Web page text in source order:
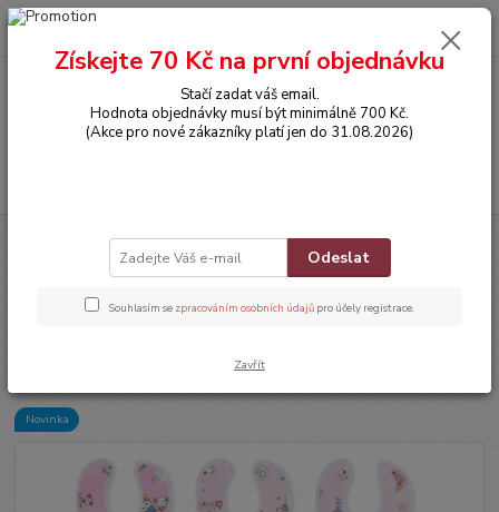
0,00 Kč
POTŘEBY PRO MIMINKA
Dětský nepromokavý bryndák na
patentku - RŮŽOVÝ S MEDVÍDKEM A ČÍSLY
Dětský nepromokavý bryndák na
MEDVÍDKEM A ČÍSLY
Novinka
Získejte 70 Kč na první objednávku
Stačí zadat váš email.
Hodnota objednávky musí být minimálně 700 Kč.
(Akce pro nové zákazníky platí jen do 31.08.2026)
Odeslat
Souhlasím se zpracováním osobních údajů pro účely registrace.
Zavřít